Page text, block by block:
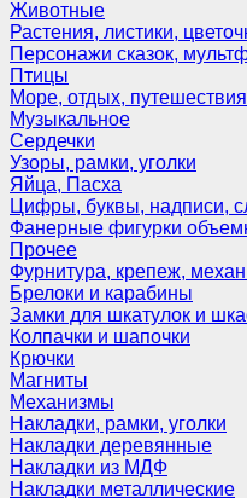
Животные
Растения, листики,
Персонажи сказок,
Птицы
Море, отдых, путешествия
Музыкальное
Сердечки
Узоры, рамки, уголки
Яйца, Пасха
Цифры, буквы, надписи,
Фанерные фигурки
Прочее
Фурнитура, крепеж,
Брелоки и карабины
Замки для шкатулок и
Колпачки и шапочки
Крючки
Магниты
Механизмы
Накладки, рамки, уголки
Накладки деревянные
Накладки из МДФ
Накладки металлические